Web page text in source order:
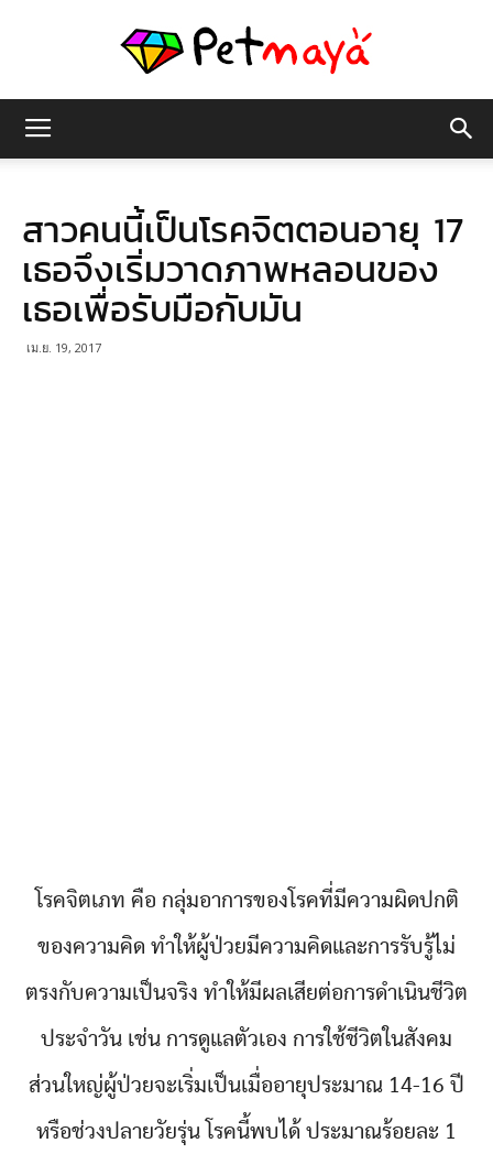
มายา
สาวคนนี้เป็นโรคจิตตอนอายุ 17
เธอจึงเริ่มวาดภาพหลอนของ
เธอเพื่อรับมือกับมัน
เม.ย. 19, 2017
โรคจิตเภท คือ กลุ่มอาการของโรคที่มีความผิดปกติ
ของความคิด ทำให้ผู้ป่วยมีความคิดและการรับรู้ไม่
ตรงกับความเป็นจริง ทำให้มีผลเสียต่อการดำเนินชีวิต
ประจำวัน เช่น การดูแลตัวเอง การใช้ชีวิตในสังคม
ส่วนใหญ่ผู้ป่วยจะเริ่มเป็นเมื่ออายุประมาณ 14-16 ปี
หรือช่วงปลายวัยรุ่น โรคนี้พบได้ ประมาณร้อยละ 1